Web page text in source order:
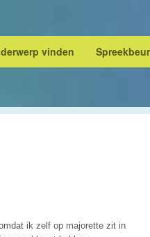
vinden
ik zelf op majorette zit in